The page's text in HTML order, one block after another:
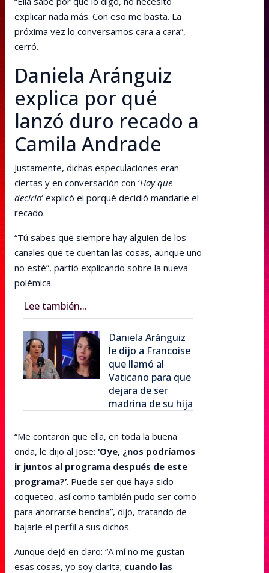
explicar nada más. Con eso me basta. La
próxima vez lo conversamos cara a cara”,
cerró.
Daniela Aránguiz
explica por qué
lanzó duro recado a
Camila Andrade
Justamente, dichas especulaciones eran
ciertas y en conversación con ‘Hay que
decirlo‘ explicó el porqué decidió mandarle el
recado.
“Tú sabes que siempre hay alguien de los
canales que te cuentan las cosas, aunque uno
no esté”, partió explicando sobre la nueva
polémica.
Lee también...
Daniela Aránguiz
le dijo a Francoise
que llamó al
Vaticano para que
dejara de ser
madrina de su hija
“Me contaron que ella, en toda la buena
onda, le dijo al Jose: ‘Oye, ¿nos podríamos
ir juntos al programa después de este
programa?’. Puede ser que haya sido
coqueteo, así como también pudo ser como
para ahorrarse bencina”, dijo, tratando de
bajarle el perfil a sus dichos.
Aunque dejó en claro: “A mí no me gustan
esas cosas, yo soy clarita; cuando las